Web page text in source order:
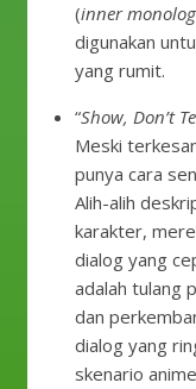
(inner
digunakan
yang rumit.
“Show, Don’t
Meski
punya cara
Alih-alih
karakter,
dialog yang
adalah tulang
dan
dialog yang
skenario